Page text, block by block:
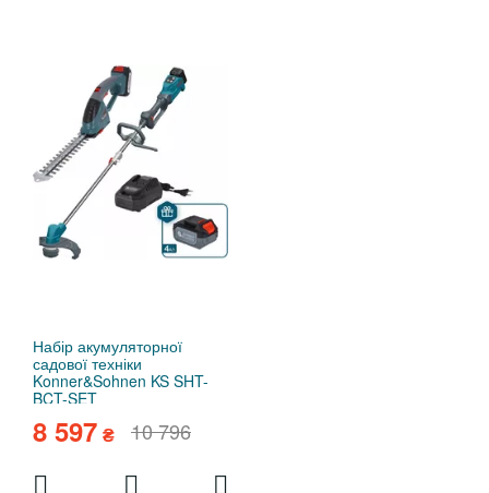
Набір акумуляторної
садової техніки
Konner&Sohnen KS SHT-
BCT-SET
10 796
8 597₴